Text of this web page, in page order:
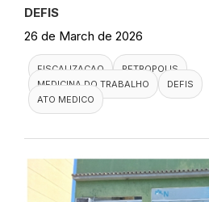
DEFIS
26 de March de 2026
FISCALIZACAO
PETROPOLIS
MEDICINA DO TRABALHO
DEFIS
ATO MEDICO